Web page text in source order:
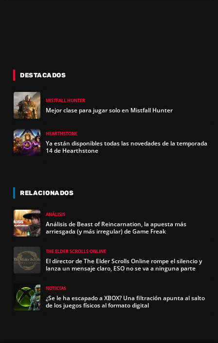
DESTACADOS
MISTFALL HUNTER
Mejor clase para jugar solo en Mistfall Hunter
HEARTHSTONE
Ya están disponibles todas las novedades de la temporada
14 de Hearthstone
RELACIONADOS
ANÁLISIS
Análisis de Beast of Reincarnation, la apuesta más
arriesgada (y más irregular) de Game Freak
THE ELDER SCROLLS ONLINE
El director de The Elder Scrolls Online rompe el silencio y
lanza un mensaje claro, ESO no se va a ninguna parte
NOTICIAS
¿Se le ha escapado a XBOX? Una filtración apunta al salto
de los juegos físicos al formato digital